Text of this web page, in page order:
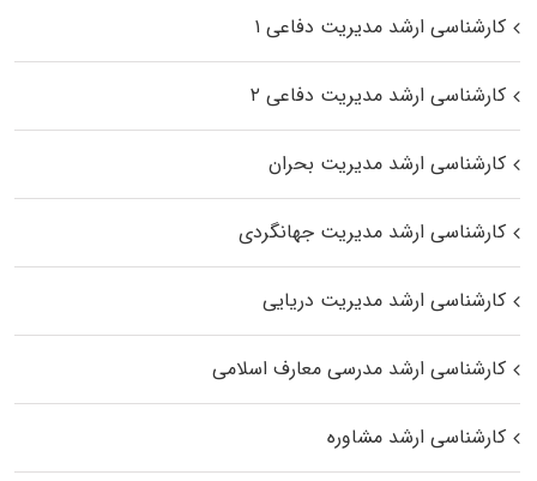
کارشناسی ارشد مدیریت دفاعی ۱
کارشناسی ارشد مدیریت دفاعی ۲
کارشناسی ارشد مدیریت بحران
کارشناسی ارشد مدیریت جهانگردی
کارشناسی ارشد مدیریت دریایی
کارشناسی ارشد مدرسی معارف اسلامی
کارشناسی ارشد مشاوره